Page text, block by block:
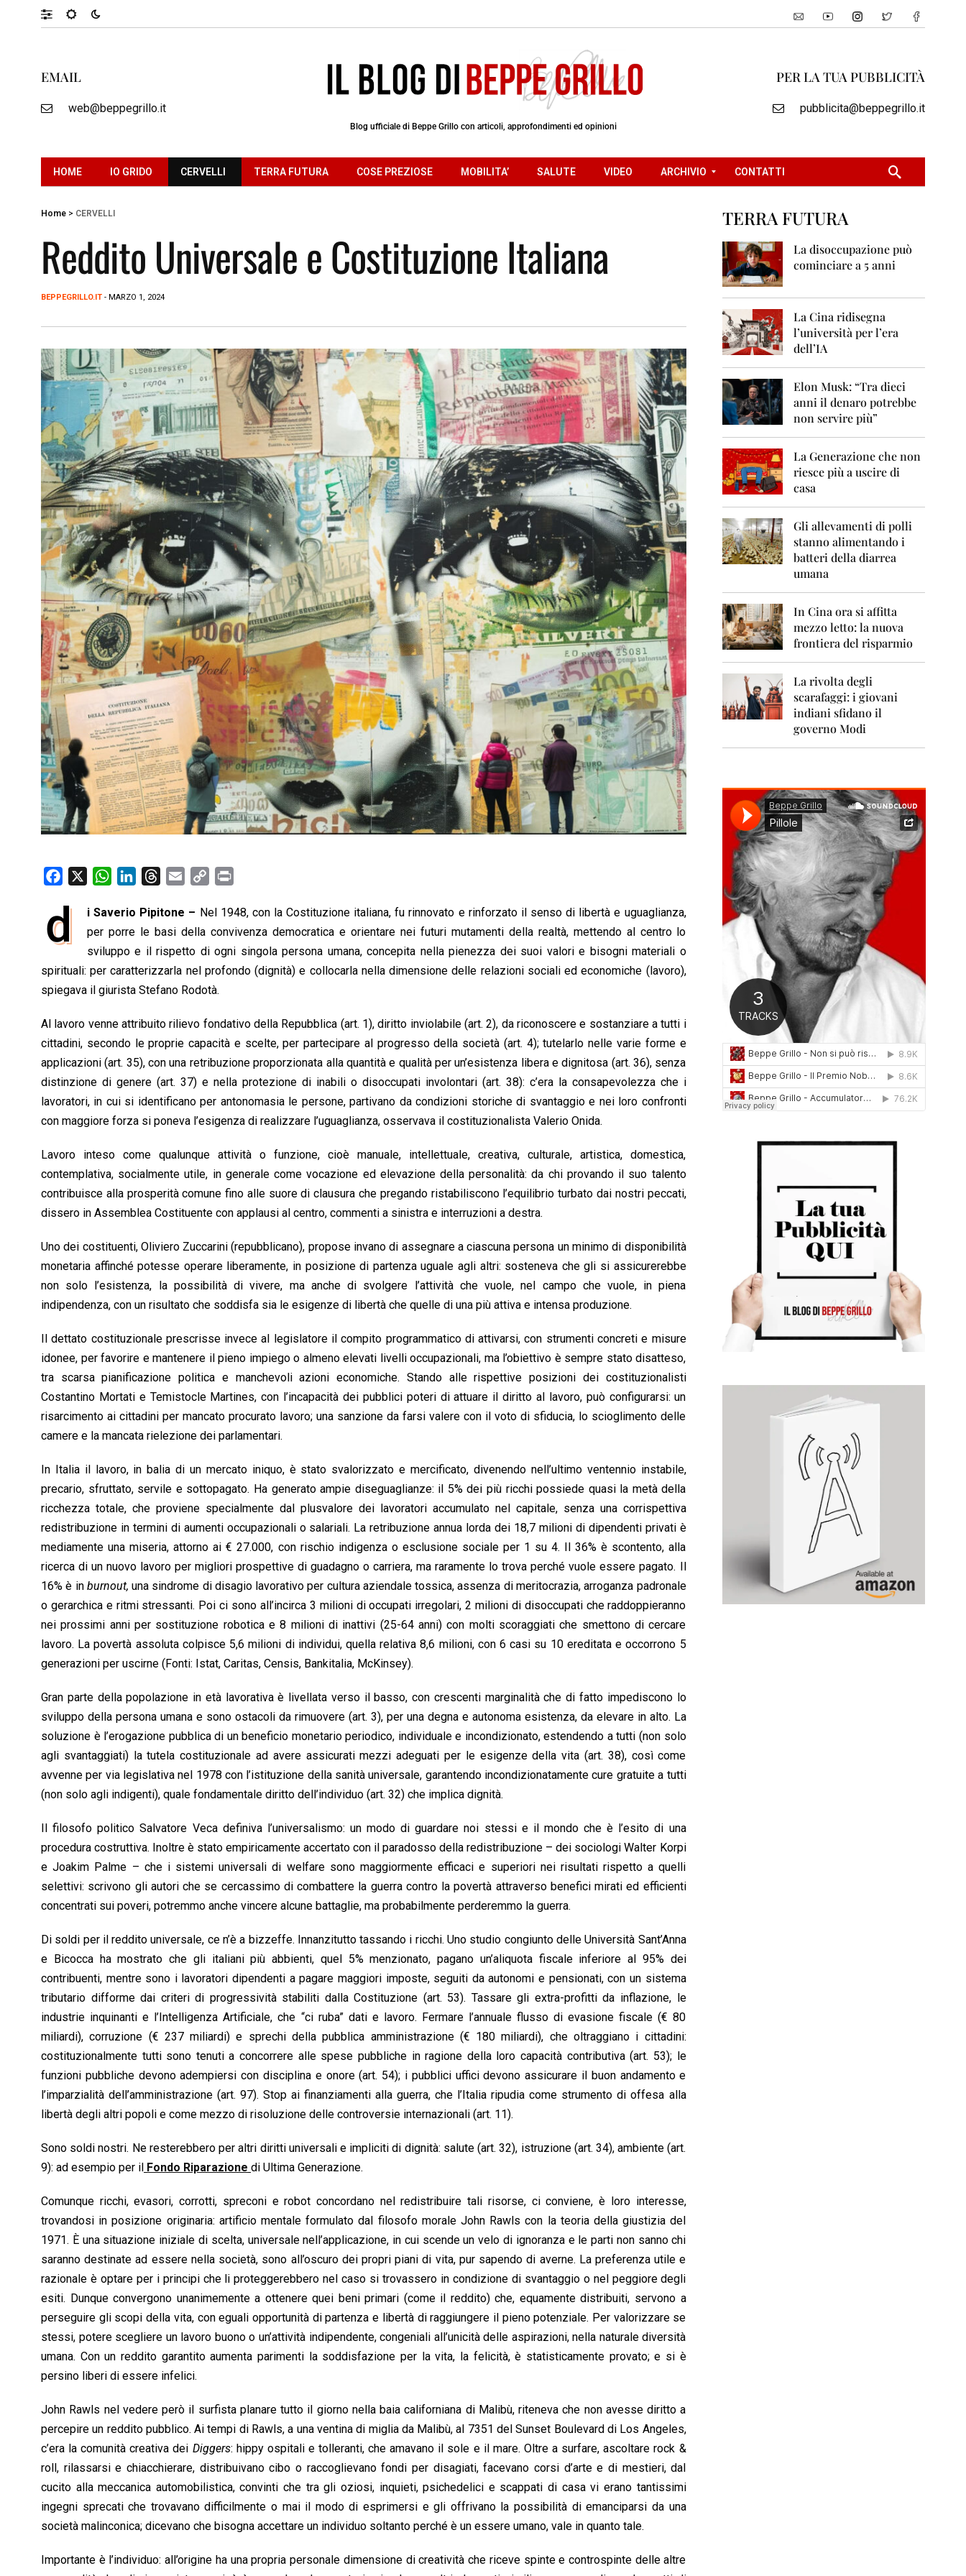
EMAIL
web@beppegrillo.it
Blog ufficiale di Beppe Grillo con articoli, approfondimenti ed opinioni
PER LA TUA PUBBLICITÀ
pubblicita@beppegrillo.it
HOME IO GRIDO CERVELLI TERRA FUTURA COSE PREZIOSE MOBILITA’ SALUTE VIDEO ARCHIVIO
2
0
0
7
2
0
0
8
2
0
0
9
2
1
0
2
0
1
2
0
1
2
2
2
0
5
2
0
CONTATTI
Home > CERVELLI
Reddito Universale e Costituzione Italiana
BEPPEGRILLO.IT - MARZO 1, 2024
e
o
o
W
a
t
s
A
p
k
e
d
I
r
e
a
d
s
a
i
l
p
y
L
i
n
i
n
t
d i Saverio Pipitone – Nel 1948, con la Costituzione italiana, fu rinnovato e rinforzato il senso di libertà e uguaglianza,
per porre le basi della convivenza democratica e orientare nei futuri mutamenti della realtà, mettendo al centro lo
sviluppo e il rispetto di ogni singola persona umana, concepita nella pienezza dei suoi valori e bisogni materiali o
spirituali: per caratterizzarla nel profondo (dignità) e collocarla nella dimensione delle relazioni sociali ed economiche (lavoro),
spiegava il giurista Stefano Rodotà.
Al lavoro venne attribuito rilievo fondativo della Repubblica (art. 1), diritto inviolabile (art. 2), da riconoscere e sostanziare a tutti i
cittadini, secondo le proprie capacità e scelte, per partecipare al progresso della società (art. 4); tutelarlo nelle varie forme e
applicazioni (art. 35), con una retribuzione proporzionata alla quantità e qualità per un’esistenza libera e dignitosa (art. 36), senza
distinzione di genere (art. 37) e nella protezione di inabili o disoccupati involontari (art. 38): c’era la consapevolezza che i
lavoratori, in cui si identificano per antonomasia le persone, partivano da condizioni storiche di svantaggio e nei loro confronti
con maggiore forza si poneva l’esigenza di realizzare l’uguaglianza, osservava il costituzionalista Valerio Onida.
Lavoro inteso come qualunque attività o funzione, cioè manuale, intellettuale, creativa, culturale, artistica, domestica,
contemplativa, socialmente utile, in generale come vocazione ed elevazione della personalità: da chi provando il suo talento
contribuisce alla prosperità comune fino alle suore di clausura che pregando ristabiliscono l’equilibrio turbato dai nostri peccati,
dissero in Assemblea Costituente con applausi al centro, commenti a sinistra e interruzioni a destra.
Uno dei costituenti, Oliviero Zuccarini (repubblicano), propose invano di assegnare a ciascuna persona un minimo di disponibilità
monetaria affinché potesse operare liberamente, in posizione di partenza uguale agli altri: sosteneva che gli si assicurerebbe
non solo l’esistenza, la possibilità di vivere, ma anche di svolgere l’attività che vuole, nel campo che vuole, in piena
indipendenza, con un risultato che soddisfa sia le esigenze di libertà che quelle di una più attiva e intensa produzione.
Il dettato costituzionale prescrisse invece al legislatore il compito programmatico di attivarsi, con strumenti concreti e misure
idonee, per favorire e mantenere il pieno impiego o almeno elevati livelli occupazionali, ma l’obiettivo è sempre stato disatteso,
tra scarsa pianificazione politica e manchevoli azioni economiche. Stando alle rispettive posizioni dei costituzionalisti
Costantino Mortati e Temistocle Martines, con l’incapacità dei pubblici poteri di attuare il diritto al lavoro, può configurarsi: un
risarcimento ai cittadini per mancato procurato lavoro; una sanzione da farsi valere con il voto di sfiducia, lo scioglimento delle
camere e la mancata rielezione dei parlamentari.
In Italia il lavoro, in balia di un mercato iniquo, è stato svalorizzato e mercificato, divenendo nell’ultimo ventennio instabile,
precario, sfruttato, servile e sottopagato. Ha generato ampie diseguaglianze: il 5% dei più ricchi possiede quasi la metà della
ricchezza totale, che proviene specialmente dal plusvalore dei lavoratori accumulato nel capitale, senza una corrispettiva
redistribuzione in termini di aumenti occupazionali o salariali. La retribuzione annua lorda dei 18,7 milioni di dipendenti privati è
mediamente una miseria, attorno ai € 27.000, con rischio indigenza o esclusione sociale per 1 su 4. Il 36% è scontento, alla
ricerca di un nuovo lavoro per migliori prospettive di guadagno o carriera, ma raramente lo trova perché vuole essere pagato. Il
16% è in burnout,una sindrome di disagio lavorativo per cultura aziendale tossica, assenza di meritocrazia, arroganza padronale
o gerarchica e ritmi stressanti. Poi ci sono all’incirca 3 milioni di occupati irregolari, 2 milioni di disoccupati che raddoppieranno
nei prossimi anni per sostituzione robotica e 8 milioni di inattivi (25-64 anni) con molti scoraggiati che smettono di cercare
lavoro. La povertà assoluta colpisce 5,6 milioni di individui, quella relativa 8,6 milioni, con 6 casi su 10 ereditata e occorrono 5
generazioni per uscirne (Fonti: Istat, Caritas, Censis, Bankitalia, McKinsey).
Gran parte della popolazione in età lavorativa è livellata verso il basso, con crescenti marginalità che di fatto impediscono lo
sviluppo della persona umana e sono ostacoli da rimuovere (art. 3), per una degna e autonoma esistenza, da elevare in alto. La
soluzione è l’erogazione pubblica di un beneficio monetario periodico, individuale e incondizionato, estendendo a tutti (non solo
agli svantaggiati) la tutela costituzionale ad avere assicurati mezzi adeguati per le esigenze della vita (art. 38), così come
avvenne per via legislativa nel 1978 con l’istituzione della sanità universale, garantendo incondizionatamente cure gratuite a tutti
(non solo agli indigenti), quale fondamentale diritto dell’individuo (art. 32) che implica dignità.
Il filosofo politico Salvatore Veca definiva l’universalismo: un modo di guardare noi stessi e il mondo che è l’esito di una
procedura costruttiva. Inoltre è stato empiricamente accertato con il paradosso della redistribuzione – dei sociologi Walter Korpi
e Joakim Palme – che i sistemi universali di welfare sono maggiormente efficaci e superiori nei risultati rispetto a quelli
selettivi: scrivono gli autori che se cercassimo di combattere la guerra contro la povertà attraverso benefici mirati ed efficienti
concentrati sui poveri, potremmo anche vincere alcune battaglie, ma probabilmente perderemmo la guerra.
Di soldi per il reddito universale, ce n’è a bizzeffe. Innanzitutto tassando i ricchi. Uno studio congiunto delle Università Sant’Anna
e Bicocca ha mostrato che gli italiani più abbienti, quel 5% menzionato, pagano un’aliquota fiscale inferiore al 95% dei
contribuenti, mentre sono i lavoratori dipendenti a pagare maggiori imposte, seguiti da autonomi e pensionati, con un sistema
tributario difforme dai criteri di progressività stabiliti dalla Costituzione (art. 53). Tassare gli extra-profitti da inflazione, le
industrie inquinanti e l’Intelligenza Artificiale, che “ci ruba” dati e lavoro. Fermare l’annuale flusso di evasione fiscale (€ 80
miliardi), corruzione (€ 237 miliardi) e sprechi della pubblica amministrazione (€ 180 miliardi), che oltraggiano i cittadini:
costituzionalmente tutti sono tenuti a concorrere alle spese pubbliche in ragione della loro capacità contributiva (art. 53); le
funzioni pubbliche devono adempiersi con disciplina e onore (art. 54); i pubblici uffici devono assicurare il buon andamento e
l’imparzialità dell’amministrazione (art. 97). Stop ai finanziamenti alla guerra, che l’Italia ripudia come strumento di offesa alla
libertà degli altri popoli e come mezzo di risoluzione delle controversie internazionali (art. 11).
Sono soldi nostri. Ne resterebbero per altri diritti universali e impliciti di dignità: salute (art. 32), istruzione (art. 34), ambiente (art.
9): ad esempio per il Fondo Riparazione di Ultima Generazione.
Comunque ricchi, evasori, corrotti, spreconi e robot concordano nel redistribuire tali risorse, ci conviene, è loro interesse,
trovandosi in posizione originaria: artificio mentale formulato dal filosofo morale John Rawls con la teoria della giustizia del
1971. È una situazione iniziale di scelta, universale nell’applicazione, in cui scende un velo di ignoranza e le parti non sanno chi
saranno destinate ad essere nella società, sono all’oscuro dei propri piani di vita, pur sapendo di averne. La preferenza utile e
razionale è optare per i principi che li proteggerebbero nel caso si trovassero in condizione di svantaggio o nel peggiore degli
esiti. Dunque convergono unanimemente a ottenere quei beni primari (come il reddito) che, equamente distribuiti, servono a
perseguire gli scopi della vita, con eguali opportunità di partenza e libertà di raggiungere il pieno potenziale. Per valorizzare se
stessi, potere scegliere un lavoro buono o un’attività indipendente, congeniali all’unicità delle aspirazioni, nella naturale diversità
umana. Con un reddito garantito aumenta parimenti la soddisfazione per la vita, la felicità, è statisticamente provato; e si è
persino liberi di essere infelici.
John Rawls nel vedere però il surfista planare tutto il giorno nella baia californiana di Malibù, riteneva che non avesse diritto a
percepire un reddito pubblico. Ai tempi di Rawls, a una ventina di miglia da Malibù, al 7351 del Sunset Boulevard di Los Angeles,
c’era la comunità creativa dei Diggers: hippy ospitali e tolleranti, che amavano il sole e il mare. Oltre a surfare, ascoltare rock &
roll, rilassarsi e chiacchierare, distribuivano cibo o raccoglievano fondi per disagiati, facevano corsi d’arte e di mestieri, dal
cucito alla meccanica automobilistica, convinti che tra gli oziosi, inquieti, psichedelici e scappati di casa vi erano tantissimi
ingegni sprecati che trovavano difficilmente o mai il modo di esprimersi e gli offrivano la possibilità di emanciparsi da una
società malinconica; dicevano che bisogna accettare un individuo soltanto perché è un essere umano, vale in quanto tale.
Importante è l’individuo: all’origine ha una propria personale dimensione di creatività che riceve spinte e controspinte delle altre
TERRA FUTURA
La disoccupazione può
cominciare a 5 anni
La Cina ridisegna
l’università per l’era
dell’IA
Elon Musk: “Tra dieci
anni il denaro potrebbe
non servire più”
La Generazione che non
riesce più a uscire di
casa
Gli allevamenti di polli
stanno alimentando i
batteri della diarrea
umana
In Cina ora si affitta
mezzo letto: la nuova
frontiera del risparmio
La rivolta degli
scarafaggi: i giovani
indiani sfidano il
governo Modi